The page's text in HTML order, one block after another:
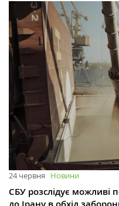
24 червня Новини
СБУ розслідує можливі